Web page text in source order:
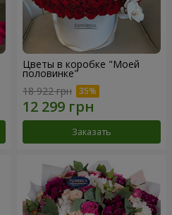
Цветы в коробке "Моей
половинке"
18 922 грн
Заказать